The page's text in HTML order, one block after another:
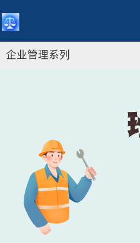
企业管理系列